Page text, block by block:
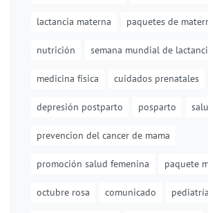
lactancia materna paquetes de
nutrición semana mundial de
medicina física cuidados prenatales
depresión postparto posparto
prevencion del cancer de mama
promoción salud femenina paquete
octubre rosa comunicado pediatría